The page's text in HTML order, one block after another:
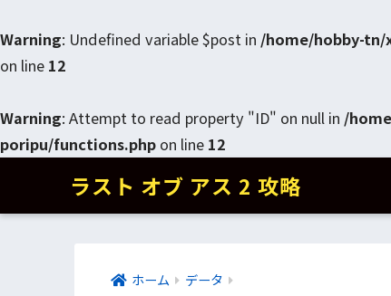
Warning: Undefined variable $post in /home/hobby-
on line 12
Warning: Attempt to read property "ID" on null in /
poripu/functions.php on line 12
ラスト オブ アス 2 攻略
ホーム データ